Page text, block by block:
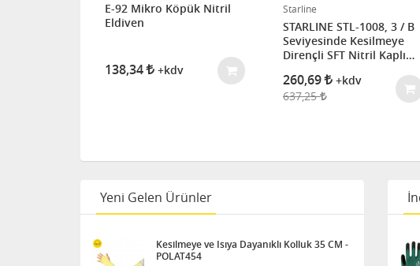
E-92 Mikro Köpük Nitril
Eldiven
138,34 +kdv
Starline
STARLINE STL-1008, 3 / B
Seviyesinde Kesilmeye
Dirençli SFT Nitril Kaplı
260,69 +kdv
637,25
Yeni Gelen Ürünler
Kesilmeye ve Isıya Dayanıklı Kolluk 35 CM -
POLAT454